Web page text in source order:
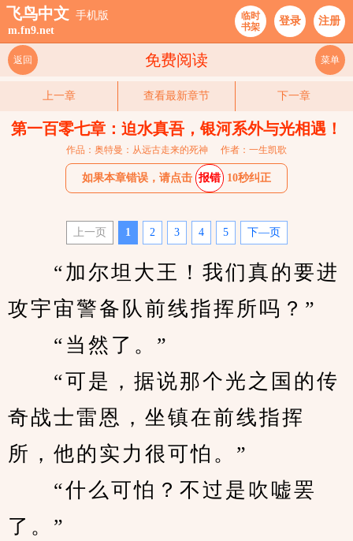
飞鸟中文 手机版
m.fn9.net
临时
书架
登录 注册
免费阅读
返回 菜单
上一章 查看最新章节 下一章
第一百零七章：迫水真吾，银河系外与光相遇！
作品：奥特曼：从远古走来的死神 作者：一生凯歌
如果本章错误，请点击 报错 10秒纠正
上一页 1 2 3 4 5 下—页
“加尔坦大王！我们真的要进
攻宇宙警备队前线指挥所吗？”
“当然了。”
“可是，据说那个光之国的传
奇战士雷恩，坐镇在前线指挥
所，他的实力很可怕。”
“什么可怕？不过是吹嘘罢
了。”